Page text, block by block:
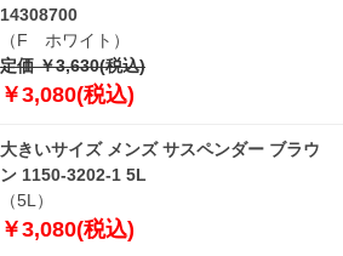
14308700
（F ホワイト）
定価 ￥3,630(税込)
￥3,080(税込)
大きいサイズ メンズ サスペンダー ブラウ
ン 1150-3202-1 5L
（5L）
￥3,080(税込)